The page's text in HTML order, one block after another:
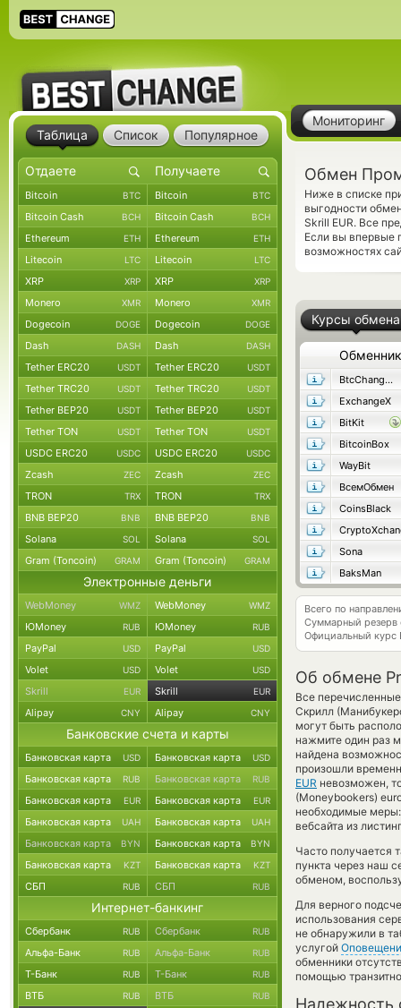
Мониторинг
Обмен
Ниже в списке
выгодности
Skrill EUR. Все
Если вы впервые
возможностях
Курсы обмена
Обменник
BtcChange24
ExchangeX
BitKit
BitcoinBox
WayBit
ВсемОбмен
CoinsBlack
Sona
BaksMan
Всего по
Суммарный резерв
Официальный курс
Об обмене
Все
Скрилл
могут быть
нажмите один раз
найдена
произошли
EUR невозможен,
(Moneybookers)
необходимые
вебсайта из
Часто получается
пункта через наш
обменом,
Для верного
использования
не обнаружили в
услугой
обменники
помощью
Надежность
Таблица Список Популярное
Bitcoin BTC Bitcoin BTC
Bitcoin Cash BCH Bitcoin Cash BCH
Ethereum ETH Ethereum ETH
Litecoin LTC Litecoin LTC
XRP XRP XRP XRP
Monero XMR Monero XMR
Dogecoin DOGE Dogecoin DOGE
Dash DASH Dash DASH
Tether ERC20 USDT Tether ERC20 USDT
Tether TRC20 USDT Tether TRC20 USDT
Tether BEP20 USDT Tether BEP20 USDT
Tether TON USDT Tether TON USDT
USDC ERC20 USDC USDC ERC20 USDC
Zcash ZEC Zcash ZEC
TRON TRX TRON TRX
BNB BEP20 BNB BNB BEP20 BNB
Solana SOL Solana SOL
Gram (Toncoin) GRAM Gram (Toncoin) GRAM
Электронные деньги
WebMoney WMZ WebMoney WMZ
ЮMoney RUB ЮMoney RUB
PayPal USD PayPal USD
Volet USD Volet USD
Skrill EUR Skrill EUR
Alipay CNY Alipay CNY
Банковские счета и карты
Банковская карта USD Банковская карта USD
Банковская карта RUB Банковская карта RUB
Банковская карта EUR Банковская карта EUR
Банковская карта UAH Банковская карта UAH
Банковская карта BYN Банковская карта BYN
Банковская карта KZT Банковская карта KZT
СБП RUB СБП RUB
Интернет-банкинг
Сбербанк RUB Сбербанк RUB
Альфа-Банк RUB Альфа-Банк RUB
Т-Банк RUB Т-Банк RUB
ВТБ RUB ВТБ RUB